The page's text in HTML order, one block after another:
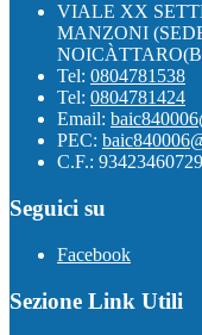
VIALE XX
MANZONI
Tel: 0804781538
Tel: 0804781424
Email:
PEC:
C.F.: 93423460729
Seguici su
Facebook
Sezione Link Utili